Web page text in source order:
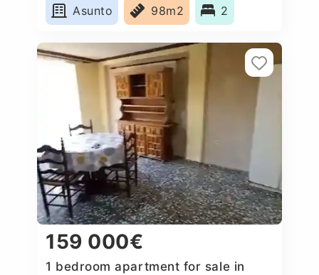
Asunto
98m2 2
159 000€
1 bedroom apartment for sale in